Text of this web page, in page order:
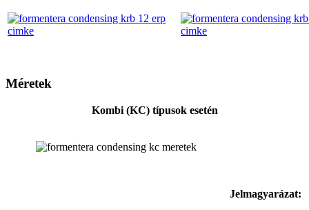
Méretek
Kombi (KC) típusok esetén
Jelmagyarázat: